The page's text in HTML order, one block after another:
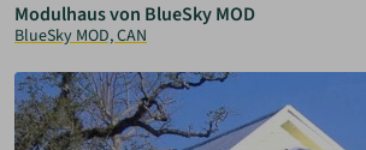
Modulhaus von BlueSky MOD
BlueSky MOD, CAN